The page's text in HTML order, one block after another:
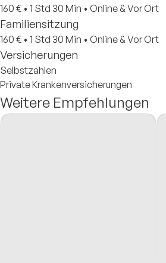
160 € • 1 Std 30 Min • Online & Vor Ort
Familiensitzung
160 € • 1 Std 30 Min • Online & Vor Ort
Versicherungen
Selbstzahlen
Private Krankenversicherungen
Weitere Empfehlungen